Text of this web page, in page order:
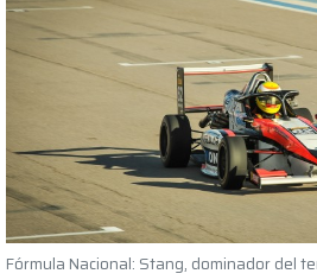
Fórmula Nacional: Stang, dominador del